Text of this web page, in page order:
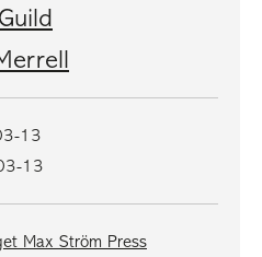
13
13
Max Ström Press